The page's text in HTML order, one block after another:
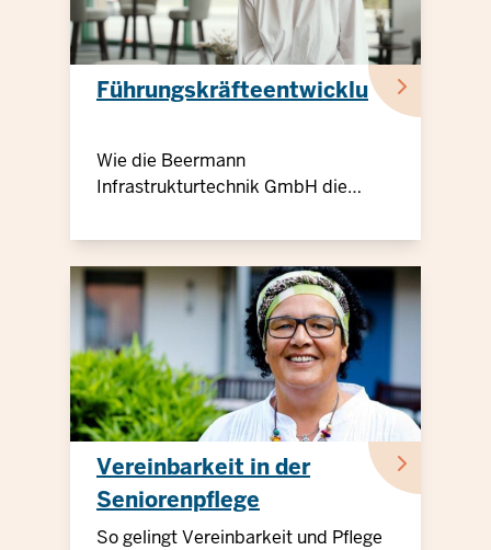
Führungskräfteentwicklung
Wie die Beermann
Infrastrukturtechnik GmbH die
Vereinbarkeit in der
Seniorenpflege
So gelingt Vereinbarkeit und Pflege